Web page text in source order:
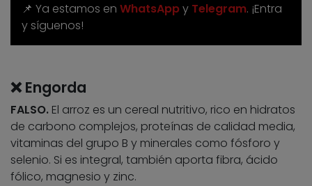
📌 Ya estamos en WhatsAppy Telegram. ¡Entra
y síguenos!
❌ Engorda
FALSO. El arroz es un cereal nutritivo, rico en hidratos
de carbono complejos, proteínas de calidad media,
vitaminas del grupo B y minerales como fósforo y
selenio. Si es integral, también aporta fibra, ácido
fólico, magnesio y zinc.